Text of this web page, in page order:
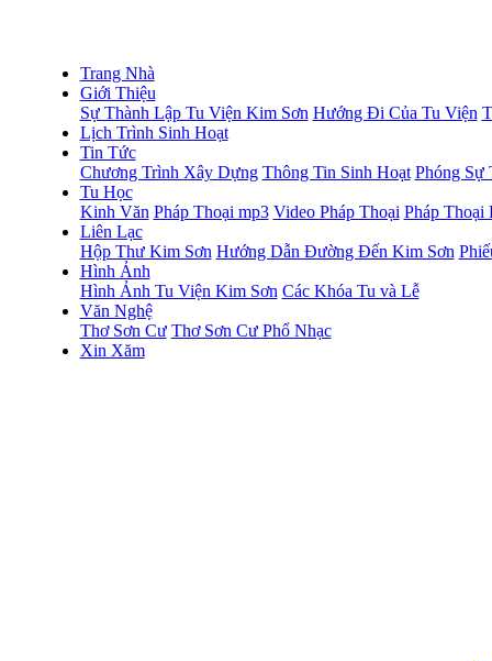
Trang Nhà
Giới Thiệu
Sự Thành Lập Tu Viện Kim Sơn Hướng Đi Của Tu Viện
Lịch Trình Sinh Hoạt
Tin Tức
Chương Trình Xây Dựng Thông Tin Sinh Hoạt Phóng Sự
Tu Học
Kinh Văn Pháp Thoại mp3 Video Pháp Thoại Pháp Thoại
Liên Lạc
Hộp Thư Kim Sơn Hướng Dẫn Đường Đến Kim Sơn
Hình Ảnh
Hình Ảnh Tu Viện Kim Sơn Các Khóa Tu và Lễ
Văn Nghệ
Thơ Sơn Cư Thơ Sơn Cư Phổ Nhạc
Xin Xăm